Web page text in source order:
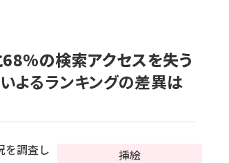
の検索アクセスを失う
よるランキングの差異は
を調査し